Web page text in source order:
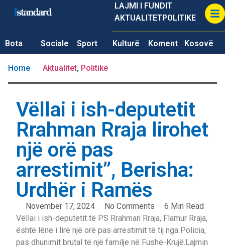
LAJMI I FUNDIT
AKTUALITETPOLITIKE
Bota Sociale Sport Kulturë Koment Kosovë
Home Aktualitet, Politikë
Vëllai i ish-deputetit
Rrahman Rraja lirohet
një orë pas
arrestimit”, Berisha:
Urdhër i Ramës
November 17, 2024 No Comments
6 Min Read
Vëllai i ish-deputetit të PS Rrahman Rraja, Flamur Rraja,
është lënë i lirë një orë pas arrestimit të tij nga Policia,
pas dhunimit brutal të një familje në Fushë-Krujë.Lajmin